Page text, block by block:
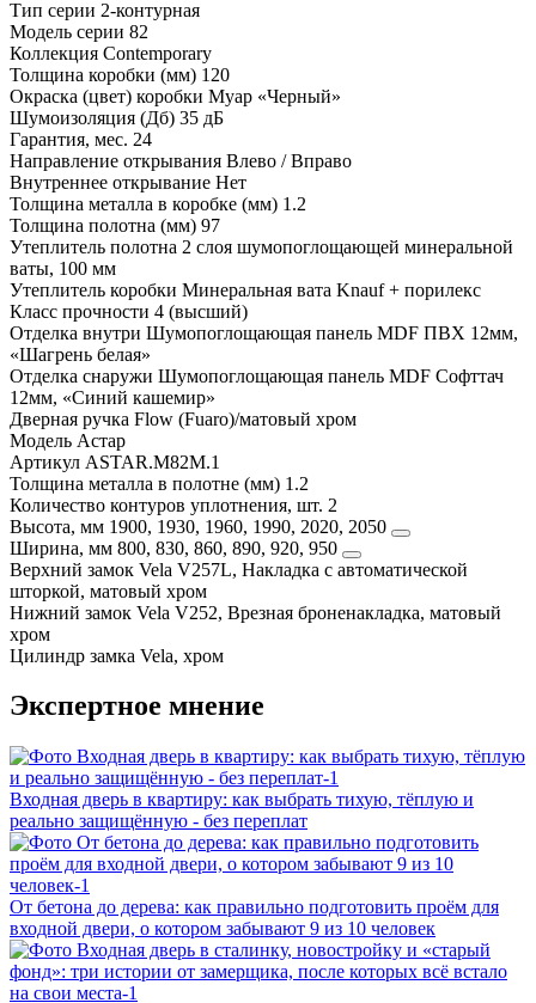
Тип серии 2-контурная
Модель серии 82
Коллекция Contemporary
Толщина коробки (мм) 120
Окраска (цвет) коробки Муар «Черный»
Шумоизоляция (Дб) 35 дБ
Гарантия, мес. 24
Направление открывания Влево / Вправо
Внутреннее открывание Нет
Толщина металла в коробке (мм) 1.2
Толщина полотна (мм) 97
Утеплитель полотна 2 слоя шумопоглощающей минеральной
ваты, 100 мм
Утеплитель коробки Минеральная вата Knauf + порилекс
Класс прочности 4 (высший)
Отделка внутри Шумопоглощающая панель MDF ПВХ 12мм,
«Шагрень белая»
Отделка снаружи Шумопоглощающая панель MDF Софттач
12мм, «Синий кашемир»
Дверная ручка Flow (Fuaro)/матовый хром
Модель Астар
Артикул ASTAR.M82M.1
Толщина металла в полотне (мм) 1.2
Количество контуров уплотнения, шт. 2
Высота, мм 1900, 1930, 1960, 1990, 2020, 2050
Ширина, мм 800, 830, 860, 890, 920, 950
Верхний замок Vela V257L, Накладка с автоматической
шторкой, матовый хром
Нижний замок Vela V252, Врезная броненакладка, матовый
хром
Цилиндр замка Vela, хром
Экспертное мнение
Входная дверь в квартиру: как выбрать тихую, тёплую и
реально защищённую - без переплат
От бетона до дерева: как правильно подготовить проём для
входной двери, о котором забывают 9 из 10 человек